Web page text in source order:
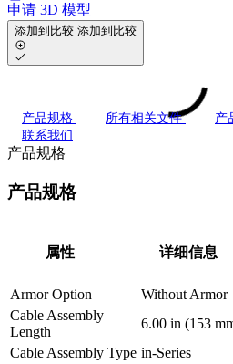
申请 3D 模型
添加到比较 添加到比较
产品规格 所有相关文件 产
联系我们
产品规格
产品规格
属性 详细信息
Armor Option
Without Armor
Cable Assembly
Length
6.00 in (153
Cable Assembly Type in-Series